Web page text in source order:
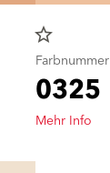
star_border
Farbnummer
0325
Mehr Info